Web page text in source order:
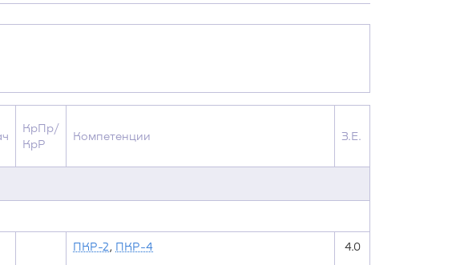
КрПр/
КрР
Компетенции З.Е.
ПКР-2, ПКР-4 4.0